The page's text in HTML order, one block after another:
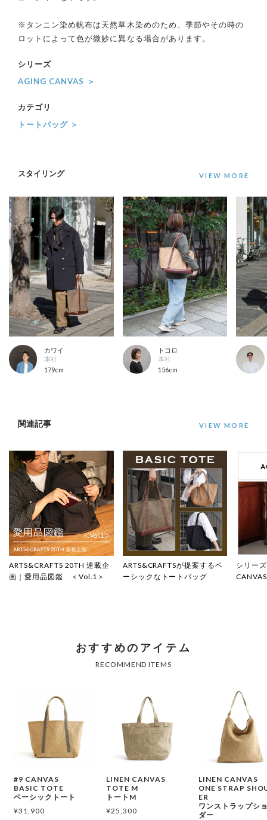
※タンニン染め帆布は天然草木染めのため、季節やその時の
ロットによって色が微妙に異なる場合があります。
シリーズ
AGING CANVAS ＞
カテゴリ
トートバッグ ＞
スタイリング
カワイ
本社
179cm
トコロ
本社
156cm
関連記事
ARTS&CRAFTS 20TH 連載企
画｜愛用品図鑑 ＜Vol.1＞
ARTS&CRAFTSが提案するベ
ーシックなトートバッグ
シリー
VIEW MORE
#9 CANVAS
BASIC TOTE
ベーシックトート
¥31,900
LINEN CANVAS
TOTE M
トートM
¥25,300
LINEN CANVAS
ONE STRAP
ER
ワンストラップシ
ダー